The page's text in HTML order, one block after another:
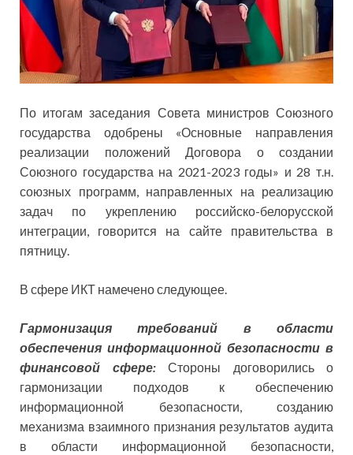
По итогам заседания Совета министров Союзного
государства одобрены «Основные направления
реализации положений Договора о создании
Союзного государства на 2021-2023 годы» и 28 т.н.
союзных программ, направленных на реализацию
задач по укреплению российско-белорусской
интеграции, говорится на сайте правительства в
пятницу.
В сфере ИКТ намечено следующее.
Гармонизация требований в области
обеспечения информационной безопасности в
финансовой сфере:Стороны договорились о
гармонизации подходов к обеспечению
информационной безопасности, созданию
механизма взаимного признания результатов аудита
в области информационной безопасности,